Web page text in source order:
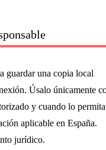
guardar una copia local
Úsalo únicamente
y cuando lo
aplicable en España.
jurídico.